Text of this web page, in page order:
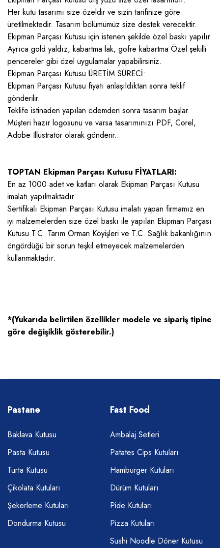
Her kutu tasarımı size özeldir ve sizin tarifinize göre
üretilmektedir. Tasarım bölümümüz size destek verecektir.
Ekipman Parçası Kutusu için istenen şekilde özel baskı yapılır.
Ayrıca gold yaldız, kabartma lak, gofre kabartma Özel şekilli
pencereler gibi özel uygulamalar yapabilirsiniz.
Ekipman Parçası Kutusu ÜRETİM SÜRECİ:
Ekipman Parçası Kutusu fiyatı anlaşıldıktan sonra teklif
gönderilir.
Teklife istinaden yapılan ödemden sonra tasarım başlar.
Müşteri hazır logosunu ve varsa tasarımınızı PDF, Corel,
Adobe Illustrator olarak gönderir..
TOPTAN Ekipman Parçası Kutusu FİYATLARI:
En az 1000 adet ve katları olarak Ekipman Parçası Kutusu
imalatı yapılmaktadır.
Sertifikalı Ekipman Parçası Kutusu imalatı yapan firmamız en
iyi malzemelerden size özel baskı ile yapılan Ekipman Parçası
Kutusu T.C. Tarım Orman Köyişleri ve T.C. Sağlık bakanlığının
öngördüğü bir sorun teşkil etmeyecek malzemelerden
kullanmaktadır.
*(Yukarıda belirtilen özellikler modele ve sipariş tipine
göre değişiklik gösterebilir.)
Pastane
Baklava Kutusu
Pasta Kutusu
Turta Kutusu
Çikolata Kutuları
Şekerleme Kutuları
Dondurma Kutusu
Fast Food
Ambalaj Setleri
Patates Cips Kutuları
Hamburger Kutuları
Dürüm Kutuları
Pide Kutuları
Pizza Kutuları
Sushi Noodle Döner Kutusu